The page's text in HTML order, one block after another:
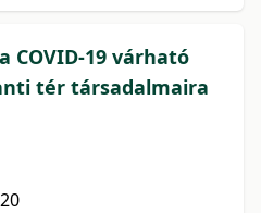
COVID-19 várható
tér társadalmaira